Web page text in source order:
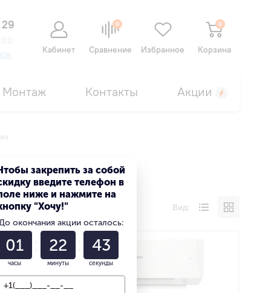
Кабинет
0
Сравнение Избранное
0
Корзина
Монтаж Контакты Акции
Вид:
закрепить за собой
введите телефон в
ниже и нажмите на
"Хочу!"
окончания акции осталось:
01
часы
22
минуты
42
секунды